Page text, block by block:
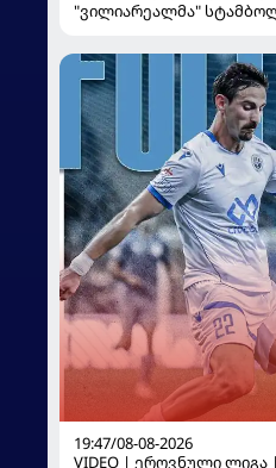
"ვილიარეალმა"
19:47/08-08-2026
VIDEO | ეროვნული ლიგა